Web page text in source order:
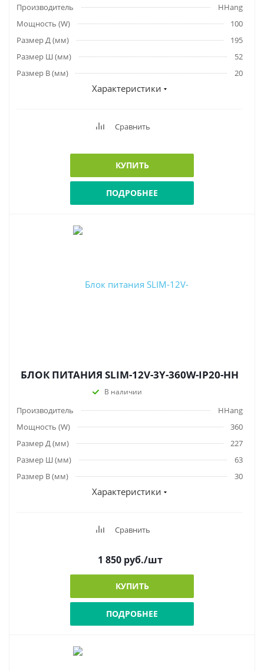
Производитель
HHang
Мощность (W)
100
Размер Д (мм)
195
Размер Ш (мм)
52
Размер В (мм)
20
Характеристики
Сравнить
КУПИТЬ
ПОДРОБНЕЕ
БЛОК ПИТАНИЯ SLIM-12V-3Y-360W-IP20-HH
В наличии
Производитель
HHang
Мощность (W)
360
Размер Д (мм)
227
Размер Ш (мм)
63
Размер В (мм)
30
Характеристики
Сравнить
1 850руб./шт
КУПИТЬ
ПОДРОБНЕЕ